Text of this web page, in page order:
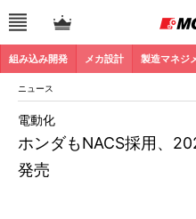
組み込み開発 メカ設計 製造マネジ
ニュース
ホンダもNACS採用、
発売
電動化